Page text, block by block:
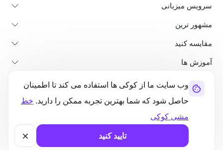
وب سایت ما از کوکی ها استفاده می کند تا اطمینان
حاصل شود که شما بهترین تجربه ممکن را دارید. خط
مشی کوکی
تایید کنید
سرویس میزبانی
مشهور ترین
مقایسه کنید
آموزش ها
در باره ما
سیاست حفظ حریم خصوصیقانونی بودننقشه سایت